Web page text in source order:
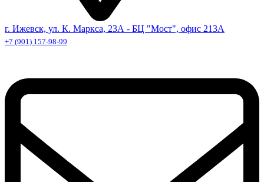
г. Ижевск, ул. К. Маркса, 23А - БЦ "Мост", офис 213А
+7 (901) 157-98-99